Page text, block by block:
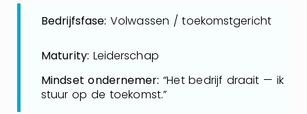
Bedrijfsfase: Volwassen / toekomstgericht
Maturity: Leiderschap
Mindset ondernemer: “Het bedrijf draait — ik
stuur op de toekomst.”